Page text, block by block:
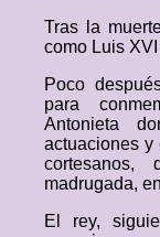
Tras la
como Luis
Poco
para
Antonieta
actuaciones y
madrugada,
El rey,